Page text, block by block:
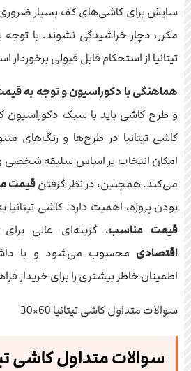
سایش برای کاشی‌های کف بسیار ضروری
مکرر، دچار خراشیدگی نشوند. با
تیتانیا از استحکام قابل قبولی برخوردار
هماهنگی با دکوراسیون و توجه به
و طرح کاشی باید با سبک
کاشی تیتانیا در طرح‌ها و رنگ‌های
امکان انتخاب بر اساس سلیقه شخصی
می‌کند. همچنین، در نظر گرفتنقیمت
بودن پروژه، اهمیت دارد. کاشی تیتانیا
قیمت مناسب، گزینه‌ای عالی برای
اقتصادی محسوب می‌شود و با
اطمینان خاطر بیشتری را برای خریدار
سوالات متداول کاشی تیتانیا 60×30
سوالات متداول کاشی